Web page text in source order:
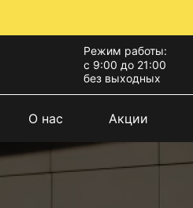
Режим работы:
с 9:00 до 21:00
без выходных
О нас Акции